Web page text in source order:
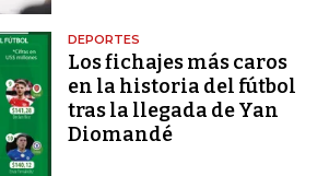
DEPORTES
Los fichajes más caros
en la historia del fútbol
tras la llegada de Yan
Diomandé